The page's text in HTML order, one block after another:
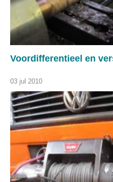
Voordifferentieel en
03 jul 2010